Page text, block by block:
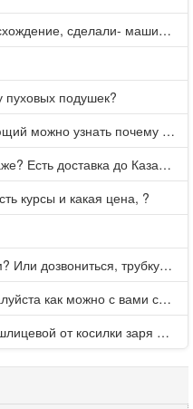
Подогнал сделать развал-схождение, сделали- машина уходит на право и колеса проверил все хорошо с атмосферами ужас как можно делать авто, не ужели не берегут свою репутацию, не советую.
пуховых подушек?
Номер телефона действующий можно узнать почему номер неправельный
Здравствуйте, есть в продаже? Есть доставка до Казани?
курсы и какая цена, ?
как к вам попасть на прием? Или дозвониться, трубку не берете.
Добрый день скажите пожалуйста как можно с вами связаться . Телефон не отвечает .Заказала кухню в тц Хороший есть претензии а менеджер контактов не дает .Что делать?
У Вас можно заказать вал шлицевой от косилки заря для мтз, который соединяет мотоблок с косилкой.?